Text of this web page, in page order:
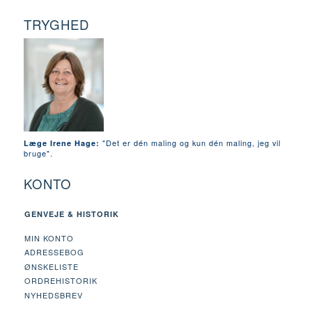
TRYGHED
Læge Irene Hage: "Det er dén maling og kun dén maling, jeg vil
bruge".
KONTO
GENVEJE & HISTORIK
MIN KONTO
ADRESSEBOG
ØNSKELISTE
ORDREHISTORIK
NYHEDSBREV